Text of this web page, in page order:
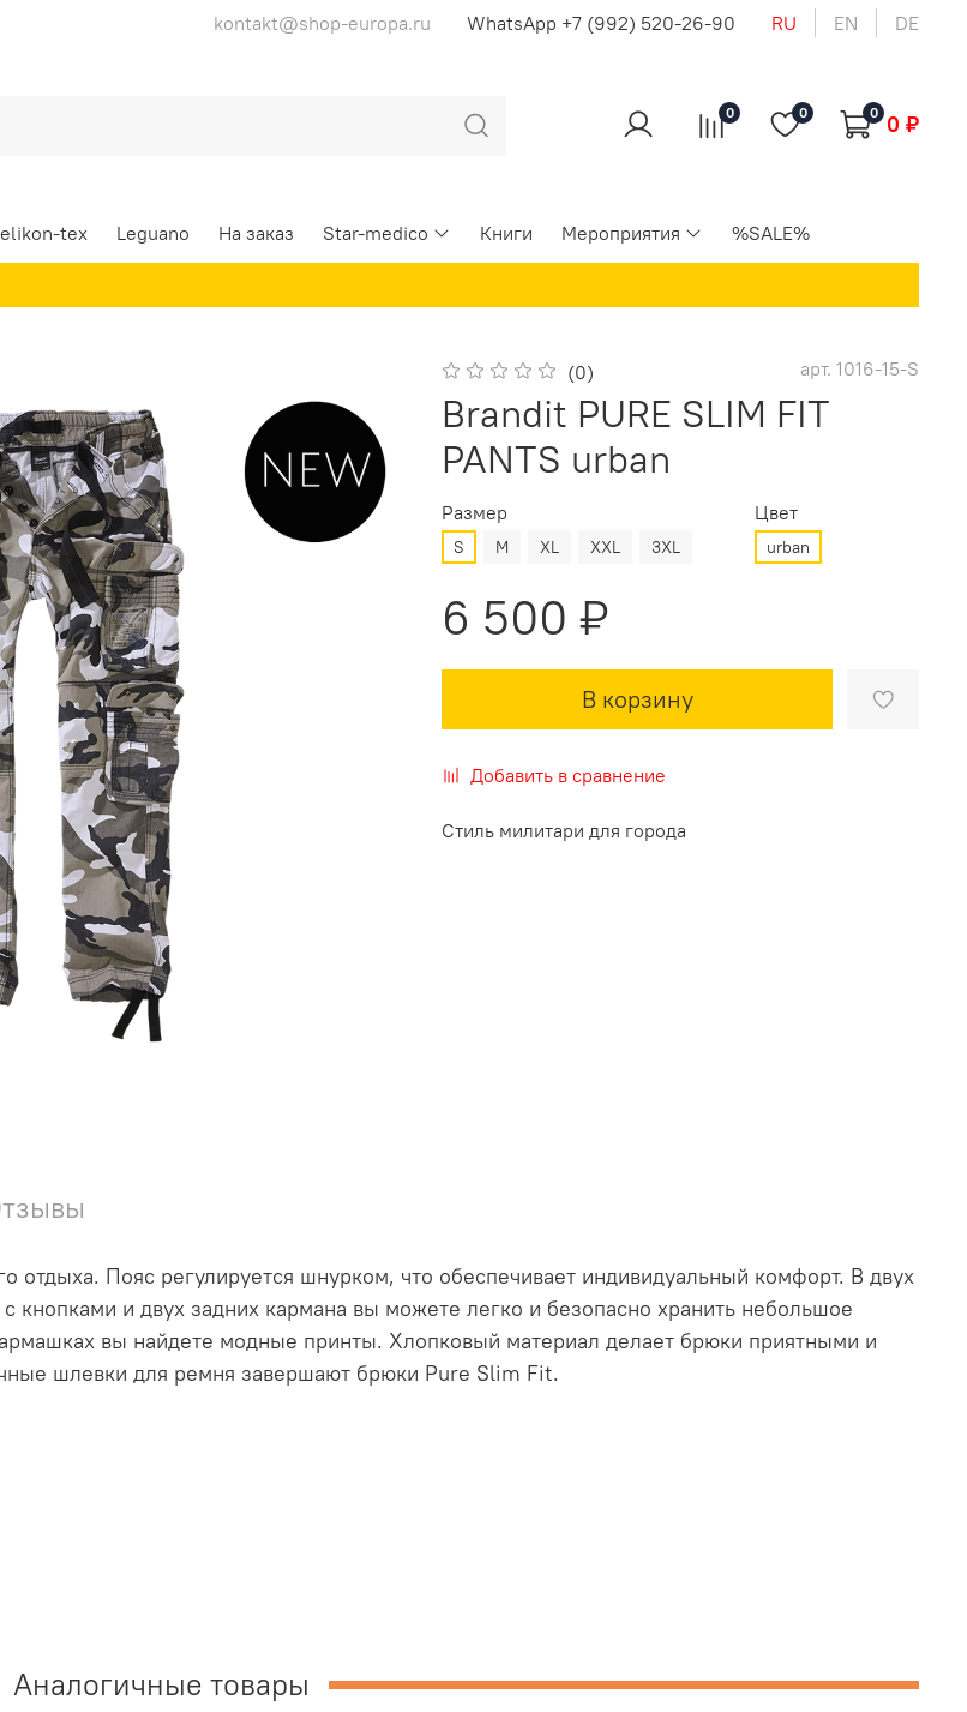
kontakt@shop-europa.ru WhatsApp +7 (992) 520-26-90 RU EN DE
0 0 0 0 ₽
tex Leguano На заказ Star-medico Книги Мероприятия %SALE%
(0) арт. 1016-15-S
Brandit PURE SLIM FIT
PANTS urban
Размер
S M XL XXL 3XL
Цвет
urban
6 500 ₽
В корзину
Добавить в сравнение
Стиль милитари для города
отдыха. Пояс регулируется шнурком, что обеспечивает индивидуальный комфорт. В двух
кнопками и двух задних кармана вы можете легко и безопасно хранить небольшое
вы найдете модные принты. Хлопковый материал делает брюки приятными и
шлевки для ремня завершают брюки Pure Slim Fit.
Аналогичные товары